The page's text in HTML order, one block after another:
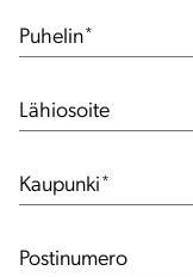
Puhelin*
Lähiosoite
Kaupunki *
Postinumero